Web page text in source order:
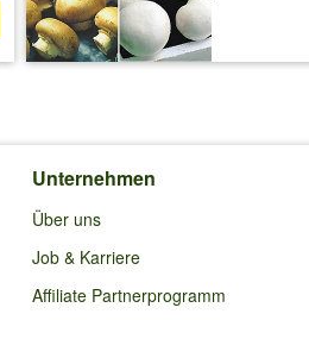
Unternehmen
Über uns
Job & Karriere
Affiliate Partnerprogramm